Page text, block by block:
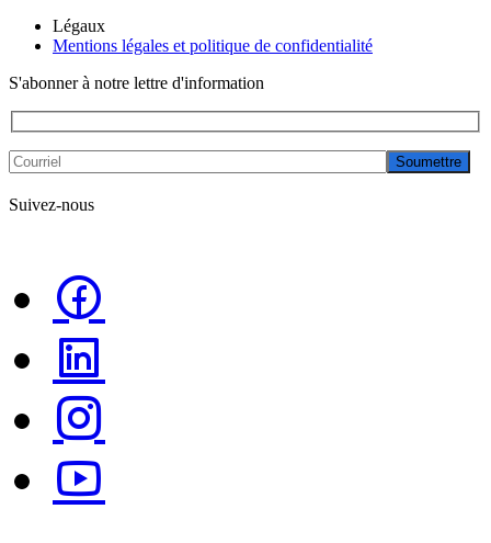
Légaux
Mentions légales et politique de confidentialité
S'abonner à notre lettre d'information
Soumettre
Suivez-nous